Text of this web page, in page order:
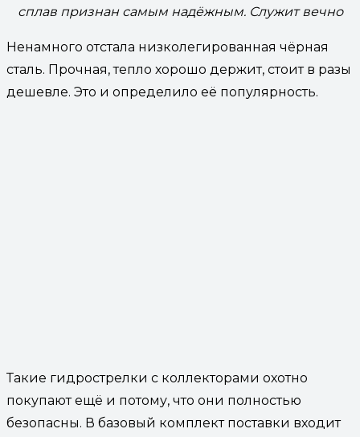
сплав признан самым надёжным. Служит вечно
Ненамного отстала низколегированная чёрная
сталь. Прочная, тепло хорошо держит, стоит в разы
дешевле. Это и определило её популярность.
Такие гидрострелки с коллекторами охотно
покупают ещё и потому, что они полностью
безопасны. В базовый комплект поставки входит